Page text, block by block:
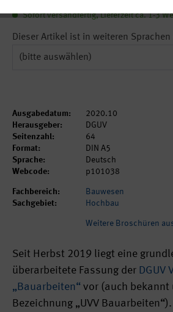
Sofort versandfertig, Lieferzeit ca. 1-3
Dieser Artikel ist in weiteren
Ausgabedatum:
2020.10
Herausgeber:
DGUV
Seitenzahl:
64
Format:
DIN A5
Sprache:
Deutsch
Webcode:
p101038
Fachbereich:
Bauwesen
Sachgebiet:
Hochbau
Weitere Broschüren
Seit Herbst 2019 liegt eine
überarbeitete Fassung der DGUV
„Bauarbeiten“ vor (auch bekannt
Bezeichnung „UVV Bauarbeiten“).